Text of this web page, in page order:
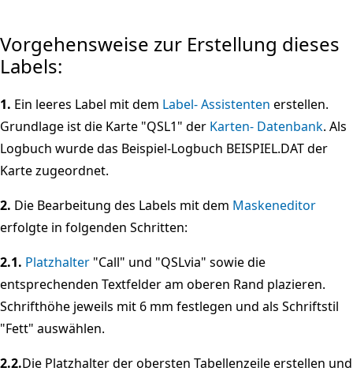
Vorgehensweise zur Erstellung dieses
Labels:
1. Ein leeres Label mit dem Label- Assistenten erstellen.
Grundlage ist die Karte "QSL1" der Karten- Datenbank. Als
Logbuch wurde das Beispiel-Logbuch BEISPIEL.DAT der
Karte zugeordnet.
2. Die Bearbeitung des Labels mit dem Maskeneditor
erfolgte in folgenden Schritten:
2.1. Platzhalter "Call" und "QSLvia" sowie die
entsprechenden Textfelder am oberen Rand plazieren.
Schrifthöhe jeweils mit 6 mm festlegen und als Schriftstil
"Fett" auswählen.
2.2.Die Platzhalter der obersten Tabellenzeile erstellen und